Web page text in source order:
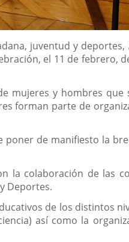
juventud y
el 11 de febrero,
mujeres y hombres que
forman parte de
poner de manifiesto la
la colaboración de las
Deportes.
de los distintos
así como la